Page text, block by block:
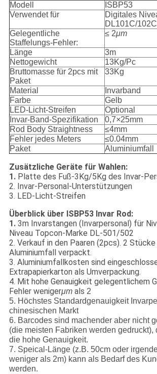
Modell
ISBP53
Verwendet für
Digitales
DL101C/102C
Gelegentliche
Staffelungs-Fehler:
≤ 2μm
Länge
3m
Nettogewicht
13Kg/Pc
Bruttomasse für 2pcs mit
Paket
33Kg
Material
Invarband
Farbe
Gelb
LED-Licht-Streifen
Optional
Invar-Band-Spezifikation
0,7×25mm
Rod Body Straightness
≤4mm
Fehler jedes Meters
≤0.04mm
Paket
Aluminiumfall
Zusätzliche Geräte für Wahlen:
1. Platte des Fuß-3Kg/5Kg des Invar-
2. Invar-Personal-Unterstützungen
3. LED-Licht-Streifen
Überblick über ISBP53 Invar Rod:
1. 3m Invarstangen (Invarpersonal) für
Niveau Topcon-Marke DL-501/502
2. Verkauf in den Paaren (2pcs). 2
Aluminiumfall verpackt.
3. Aluminiumfallkosten sind
Extrapapierkarton als Umverpackung.
4. Mit hohe Genauigkeit gelegentlichem
Fehler wenigerμm als 2
5. Höchstes Standardgenauigkeit
chinesischen Markt
6. Barcodes sind machender aber nicht
(die meisten Fabriken werden gedruckt),
die hohe Genauigkeit.
7. Speical-Länge (z.B. 50cm oder
weniger als 2m) kann als Bedarf des
werden.